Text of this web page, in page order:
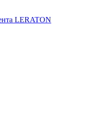
LERATON